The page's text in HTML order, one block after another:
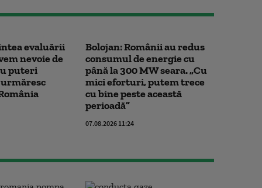
evaluării
nevoie de
puteri
urmăresc
Bolojan: Românii au redus
consumul de energie cu
până la 300 MW seara. „Cu
mici eforturi, putem trece
cu bine peste această
perioadă”
07.08.2026 11:24